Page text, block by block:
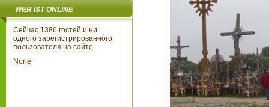
WER IST ONLINE
Сейчас 1386 гостей и ни
одного зарегистрированного
пользователя на сайте
None